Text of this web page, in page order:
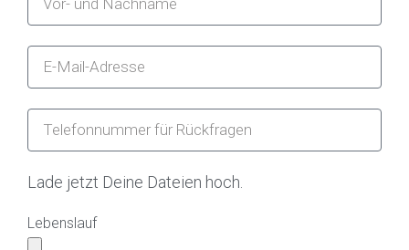
Lade jetzt Deine Dateien hoch.
Lebenslauf